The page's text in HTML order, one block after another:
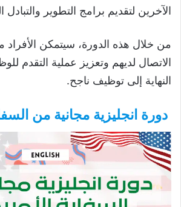
الآخرين لتقديم برامج التطوير والتبادل
من خلال هذه الدورة، سيتمكن الأفراد
الاتصال لديهم وتعزيز عملية التقدم
النهاية إلى توظيف ناجح.
دورة انجليزية مجانية من